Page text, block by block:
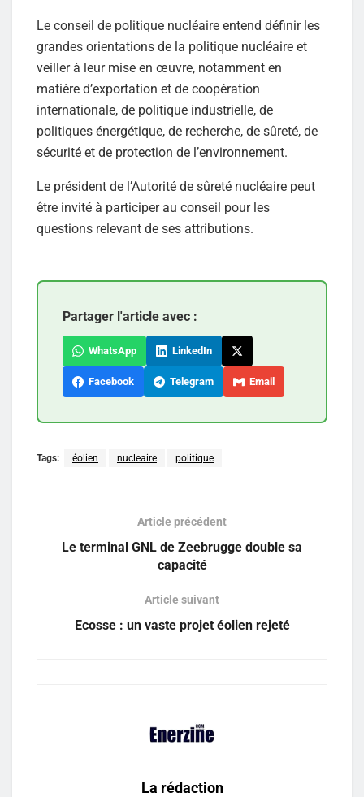
Le conseil de politique nucléaire entend définir les
grandes orientations de la politique nucléaire et
veiller à leur mise en œuvre, notamment en
matière d’exportation et de coopération
internationale, de politique industrielle, de
politiques énergétique, de recherche, de sûreté, de
sécurité et de protection de l’environnement.
Le président de l’Autorité de sûreté nucléaire peut
être invité à participer au conseil pour les
questions relevant de ses attributions.
Partager l'article avec :
WhatsApp LinkedIn
Facebook Telegram Email
Tags: éolien nucleaire politique
Article précédent
Le terminal GNL de Zeebrugge double sa
capacité
Article suivant
Ecosse : un vaste projet éolien rejeté
La rédaction